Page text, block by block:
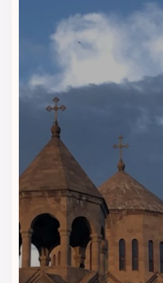
لذیذ
و موسیقی ملایم این کافه
هتل در بین مهمانان